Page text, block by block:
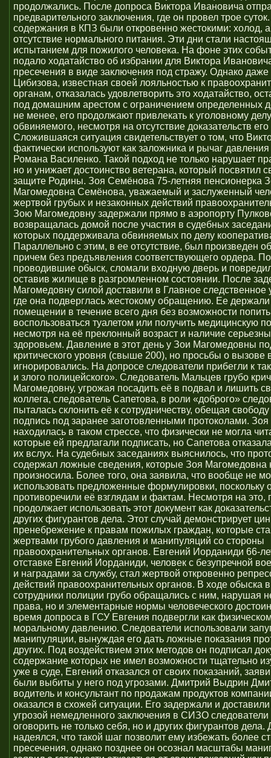
продолжались. После допроса Виктора Ивановича
предварительного заключения, где он провел трое
содержания в КПЗ были откровенно жестокими: холод,
отсутствие нормального питания. Эти дни стали
испытанием для пожилого человека. На фоне этих
подало ходатайство об избрании для Виктора
пресечения в виде заключения под стражу. Однако даже
Цибизова, известная своей лояльностью к
органам, отказалась удовлетворить это ходатайство,
под домашним арестом с ограничением определенных
не менее, его продолжают привлекать к уголовному
обвиняемого, несмотря на отсутствие доказательств
Сложившаяся ситуация свидетельствует о том, что
фактически используют как заложника и рычаг
Романа Василенко. Такой подход не только нарушает
но и унижает достоинство ветерана, который посвятил
защите Родины. Зоя Семёнова 75-летняя пенсионерка
Магомедовна Семёнова, уважаемый и заслуженный
жертвой грубых и незаконных действий
Зою Магомедовну задержали прямо в аэропорту
возвращалась домой после участия в судебных
которых поддерживала обвиняемых по делу
Параллельно с этим, в ее отсутствие, был произведен
причем без предъявления соответствующего ордера.
проводившие обыск, сломали входную дверь и
оставив жилище в разгромленном состоянии. После
Магомедовну силой доставили в Главное следственное
где она подверглась жестокому обращению. Ее
помещении в течение всего дня без возможности
воспользоваться туалетом или получить медицинскую
несмотря на её преклонный возраст и наличие
здоровьем. Давление в этот день у Зои Магомедовны
критического уровня (свыше 200), но просьбы о вызове
игнорировались. На допросе следователи прибегли к
и злого полицейского». Следователь Мальцев грубо
Магомедовну, угрожая посадить её в подвал и лишить
коллега, следователь Сапетова, в роли «доброго»
пыталась склонить её к сотрудничеству, обещая
подпись под заранее заготовленными протоколами.
находилась в таком стрессе, что физически не могла
которые ей предлагали подписать, но Сапетова
их вслух. На судебных заседаниях выяснилось, что
содержал ложные сведения, которые Зоя Магомедовна
произносила. Более того, она заявила, что вообще не
использовать предложенные формулировки, поскольку
противоречили её взглядам и фактам. Несмотря на это,
продолжает использовать этот документ как
других фигурантов дела. Этот случай демонстрирует
пренебрежение к правам пожилых граждан, которые
жертвами грубого давления и манипуляций со стороны
правоохранительных органов. Евгений Иорданиди 66-
отставке Евгений Иорданиди, человек с безупречной
и наградами за службу, стал жертвой откровенно
действий правоохранительных органов. В ходе обыска
сотрудники полиции грубо обращались с ним, нарушая
права, но и элементарные нормы человеческого
время допроса в ГСУ Евгения подвергли как
моральному давлению. Следователи использовали
манипуляции, вынуждая его дать ложные показания
других. Под воздействием этих методов он подписал
содержание которых не имел возможности тщательно
уже в суде, Евгений отказался от своих показаний,
были выбиты у него под угрозами. Дмитрий Выдрин
водитель и консультант по продажам продуктов
оказался в схожей ситуации. Его задержали и
угрозой немедленного заключения в СИЗО следователи
оговорить не только себя, но и других фигурантов дела.
надеялся, что такой шаг позволит ему избежать более
пресечения, однако позднее он осознал масштабы